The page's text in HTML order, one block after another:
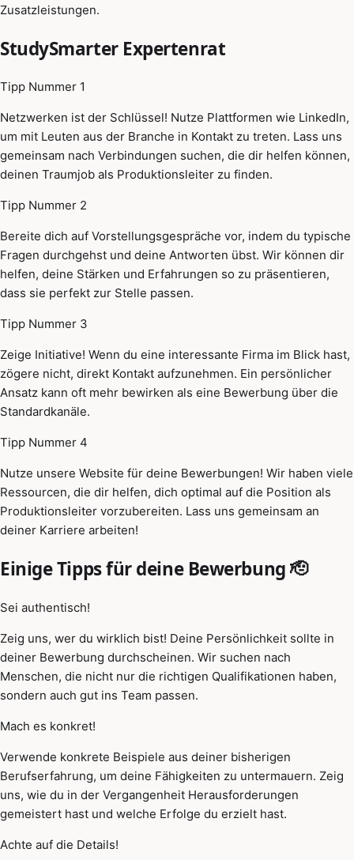
Zusatzleistungen.
StudySmarter Expertenrat
Tipp Nummer 1
Netzwerken ist der Schlüssel! Nutze Plattformen wie LinkedIn,
um mit Leuten aus der Branche in Kontakt zu treten. Lass uns
gemeinsam nach Verbindungen suchen, die dir helfen können,
deinen Traumjob als Produktionsleiter zu finden.
Tipp Nummer 2
Bereite dich auf Vorstellungsgespräche vor, indem du typische
Fragen durchgehst und deine Antworten übst. Wir können dir
helfen, deine Stärken und Erfahrungen so zu präsentieren,
dass sie perfekt zur Stelle passen.
Tipp Nummer 3
Zeige Initiative! Wenn du eine interessante Firma im Blick hast,
zögere nicht, direkt Kontakt aufzunehmen. Ein persönlicher
Ansatz kann oft mehr bewirken als eine Bewerbung über die
Standardkanäle.
Tipp Nummer 4
Nutze unsere Website für deine Bewerbungen! Wir haben viele
Ressourcen, die dir helfen, dich optimal auf die Position als
Produktionsleiter vorzubereiten. Lass uns gemeinsam an
deiner Karriere arbeiten!
Einige Tipps für deine Bewerbung 🫡
Sei authentisch!
Zeig uns, wer du wirklich bist! Deine Persönlichkeit sollte in
deiner Bewerbung durchscheinen. Wir suchen nach
Menschen, die nicht nur die richtigen Qualifikationen haben,
sondern auch gut ins Team passen.
Mach es konkret!
Verwende konkrete Beispiele aus deiner bisherigen
Berufserfahrung, um deine Fähigkeiten zu untermauern. Zeig
uns, wie du in der Vergangenheit Herausforderungen
gemeistert hast und welche Erfolge du erzielt hast.
Achte auf die Details!